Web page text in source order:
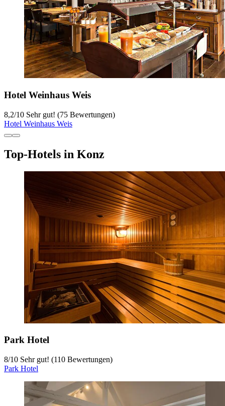
Hotel Weinhaus Weis
8,2/10 Sehr gut! (75 Bewertungen)
Hotel Weinhaus Weis
Top-Hotels in Konz
Park Hotel
8/10 Sehr gut! (110 Bewertungen)
Park Hotel